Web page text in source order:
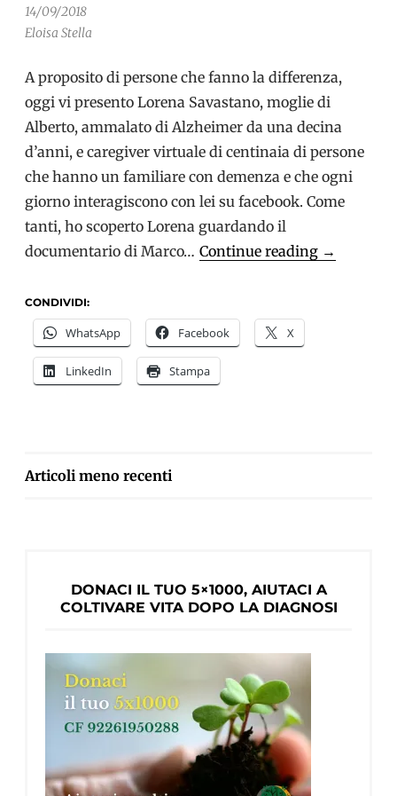
14/09/2018
Eloisa Stella
A proposito di persone che fanno la differenza,
oggi vi presento Lorena Savastano, moglie di
Alberto, ammalato di Alzheimer da una decina
d’anni, e caregiver virtuale di centinaia di persone
che hanno un familiare con demenza e che ogni
giorno interagiscono con lei su facebook. Come
tanti, ho scoperto Lorena guardando il
documentario di Marco… Continue reading La
→
CONDIVIDI:
WhatsApp Facebook X
LinkedIn Stampa
NAVIGAZIONE
Articoli meno recenti
DONACI IL TUO 5×1000, AIUTACI A
COLTIVARE VITA DOPO LA DIAGNOSI